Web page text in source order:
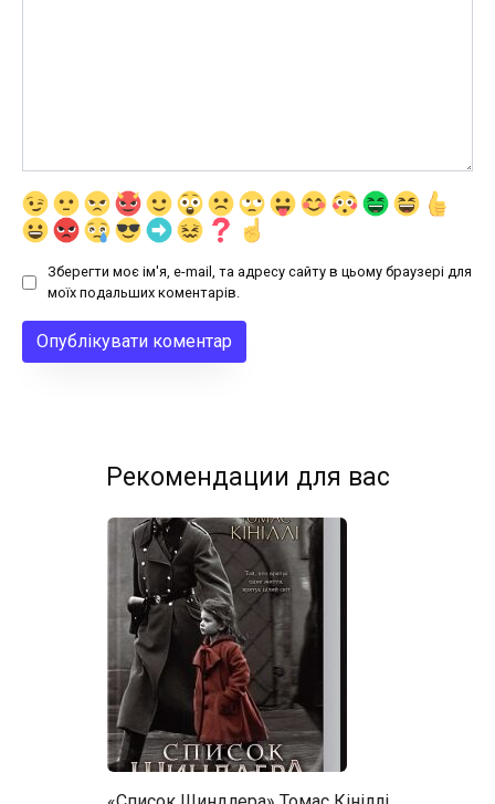
Зберегти моє ім'я, e-mail, та адресу сайту в цьому браузері для
моїх подальших коментарів.
Рекомендации для вас